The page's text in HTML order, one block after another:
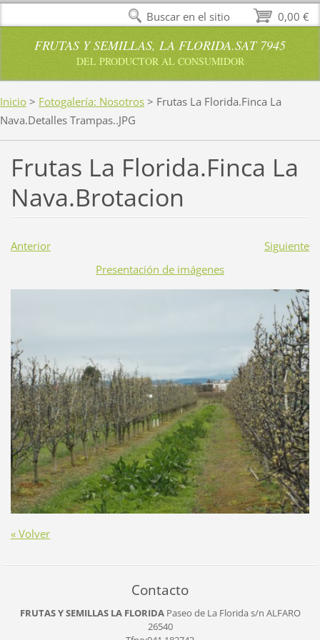
FRUTAS Y SEMILLAS, LA FLORIDA.SAT 7945
DEL PRODUCTOR AL CONSUMIDOR
Inicio > Fotogalería: Nosotros > Frutas La Florida.Finca La
Nava.Detalles Trampas..JPG
Frutas La Florida.Finca La
Nava.Brotacion
Anterior
Siguiente
Presentación de imágenes
« Volver
Contacto
FRUTAS Y SEMILLAS LA FLORIDA Paseo de La Florida s/n ALFARO
26540
0,00 €
Buscar en el sitio